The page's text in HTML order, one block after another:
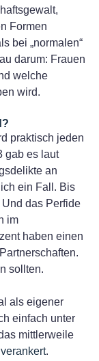
Formen
bei „normalen“
darum: Frauen
welche
wird.
praktisch jeden
gab es laut
an
ein Fall. Bis
das Perfide
im
haben einen
sollten.
als eigener
einfach unter
mittlerweile
.